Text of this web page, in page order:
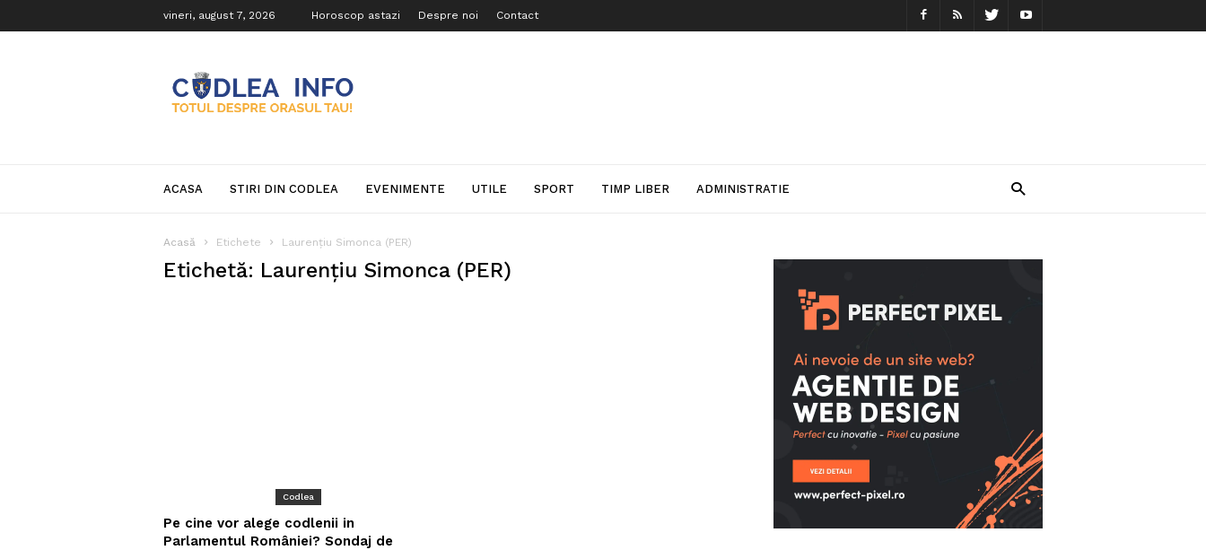
vineri, august 7, 2026 Horoscop astazi Despre noi Contact
Info
ACASA STIRI DIN CODLEA EVENIMENTE UTILE SPORT TIMP LIBER ADMINISTRATIE
Acasă Etichete Laurenţiu Simonca (PER)
Etichetă: Laurenţiu Simonca (PER)
Codlea
Pe cine vor alege codlenii in
Parlamentul României? Sondaj de